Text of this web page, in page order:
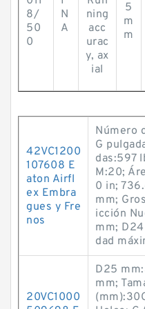
8/
50
0
N
A
ning
acc
urac
y, ax
ial
5
m
m
42VC1200
107608 E
aton Airfl
ex Embra
gues y Fre
nos
Número
G
das:597
M:20;
0 in;
mm;
icción
mm;
dad
20VC1000
D25
mm;